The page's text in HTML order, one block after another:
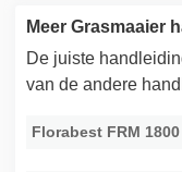
Meer Grasmaaier
De juiste
van de andere
Florabest FRM 1800